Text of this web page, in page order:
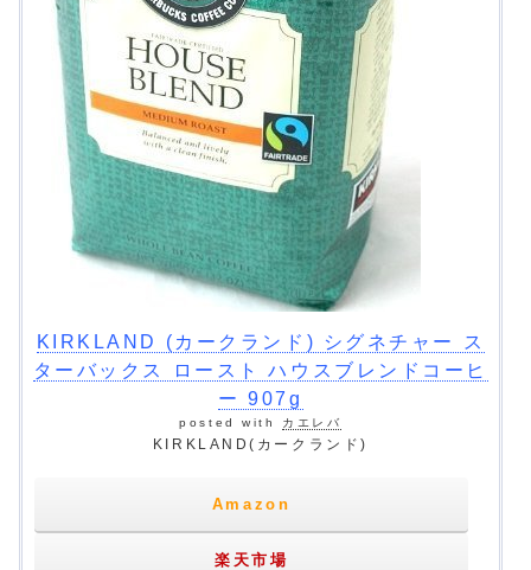
KIRKLAND (カークランド) シグネチャー ス
ターバックス ロースト ハウスブレンドコーヒ
ー 907g
posted with カエレバ
KIRKLAND(カークランド)
Amazon
楽天市場